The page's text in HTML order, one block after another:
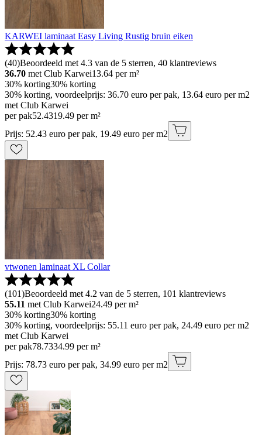
KARWEI laminaat Easy Living Rustig bruin eiken
(40)Beoordeeld met 4.3 van de 5 sterren, 40 klantreviews
36.70 met Club Karwei13.64 per m²
30% korting30% korting
30% korting, voordeelprijs: 36.70 euro per pak, 13.64 euro per m2
met Club Karwei
per pak52.4319.49 per m²
Prijs: 52.43 euro per pak, 19.49 euro per m2
vtwonen laminaat XL Collar
(101)Beoordeeld met 4.2 van de 5 sterren, 101 klantreviews
55.11 met Club Karwei24.49 per m²
30% korting30% korting
30% korting, voordeelprijs: 55.11 euro per pak, 24.49 euro per m2
met Club Karwei
per pak78.7334.99 per m²
Prijs: 78.73 euro per pak, 34.99 euro per m2